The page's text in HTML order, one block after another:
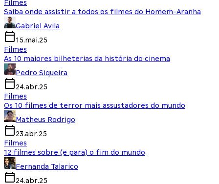
Filmes
Saiba onde assistir a todos os filmes do Homem-Aranha
Gabriel Avila
15.mai.25
Filmes
As 10 maiores bilheterias da história do cinema
Pedro Siqueira
24.abr.25
Filmes
Os 10 filmes de terror mais assustadores do mundo
Matheus Rodrigo
23.abr.25
Filmes
12 filmes sobre (e para) o fim do mundo
Fernanda Talarico
24.abr.25